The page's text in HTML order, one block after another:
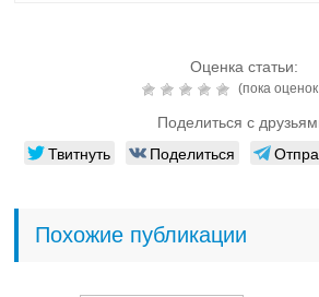
Оценка статьи:
(пока
Поделиться с
Твитнуть Поделиться
Похожие публикации